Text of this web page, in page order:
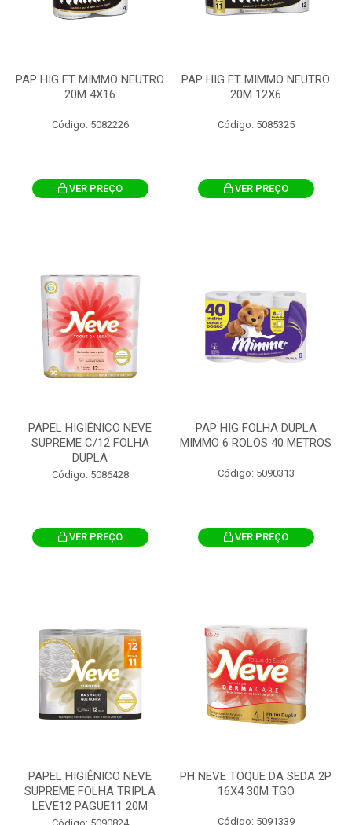
PAP HIG FT MIMMO NEUTRO
20M 4X16
Código: 5082226
VER PREÇO
PAP HIG FT MIMMO NEUTRO
20M 12X6
Código: 5085325
VER PREÇO
PAPEL HIGIÊNICO NEVE
SUPREME C/12 FOLHA
DUPLA
Código: 5086428
VER PREÇO
PAP HIG FOLHA DUPLA
MIMMO 6 ROLOS 40 METROS
Código: 5090313
VER PREÇO
PAPEL HIGIÊNICO NEVE
SUPREME FOLHA TRIPLA
LEVE12 PAGUE11 20M
PH NEVE TOQUE DA SEDA 2P
16X4 30M TGO
Código: 5091339